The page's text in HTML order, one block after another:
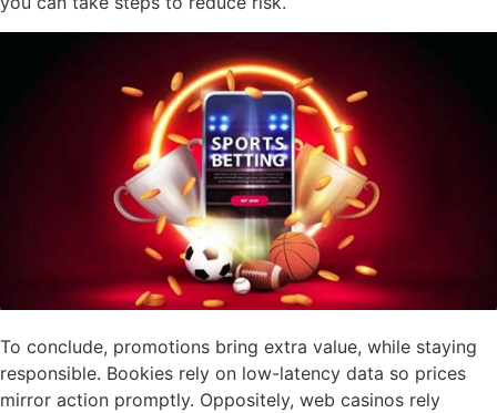
To conclude, promotions bring extra value, while staying
responsible. Bookies rely on low-latency data so prices
mirror action promptly. Oppositely, web casinos rely